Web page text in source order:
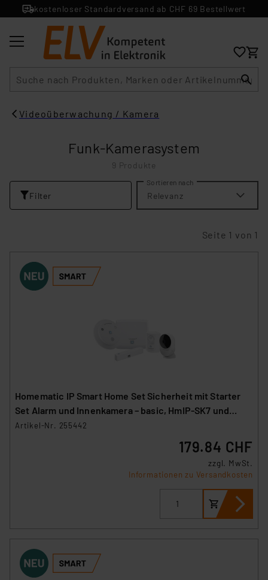
kostenloser Standardversand ab CHF 69 Bestellwert
Videoüberwachung / Kamera
Funk-Kamerasystem
9 Produkte
Filter
Sortieren nach
Relevanz
Seite 1 von 1
Homematic IP Smart Home Set Sicherheit mit Starter
Set Alarm und Innenkamera – basic, HmIP-SK7 und
HmIP-CI-B
Artikel-Nr. 255442
179.84 CHF
zzgl. MwSt.
Informationen zu Versandkosten